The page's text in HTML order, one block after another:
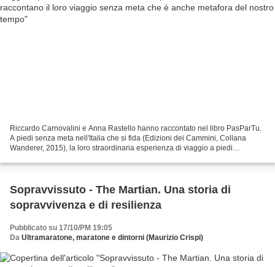
Riccardo Carnovalini e Anna Rastello hanno raccontato nel libro PasParTu.
A piedi senza meta nell'Italia che si fida (Edizioni dei Cammini, Collana
Wanderer, 2015), la loro straordinaria esperienza di viaggio a piedi
Sopravvissuto - The Martian. Una storia di
sopravvivenza e di resilienza
Pubblicato su 17/10/PM 19:05
Da Ultramaratone, maratone e dintorni (Maurizio Crispi)